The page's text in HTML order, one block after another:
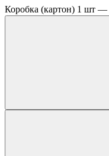
Коробка (картон) 1 шт —